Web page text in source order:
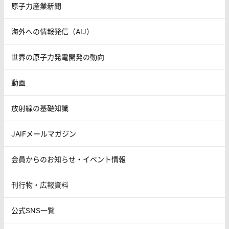
原子力産業新聞
海外への情報発信（AIJ）
世界の原子力発電開発の動向
動画
放射線の基礎知識
JAIFメールマガジン
会員からのお知らせ・イベント情報
刊行物・広報資料
公式SNS一覧